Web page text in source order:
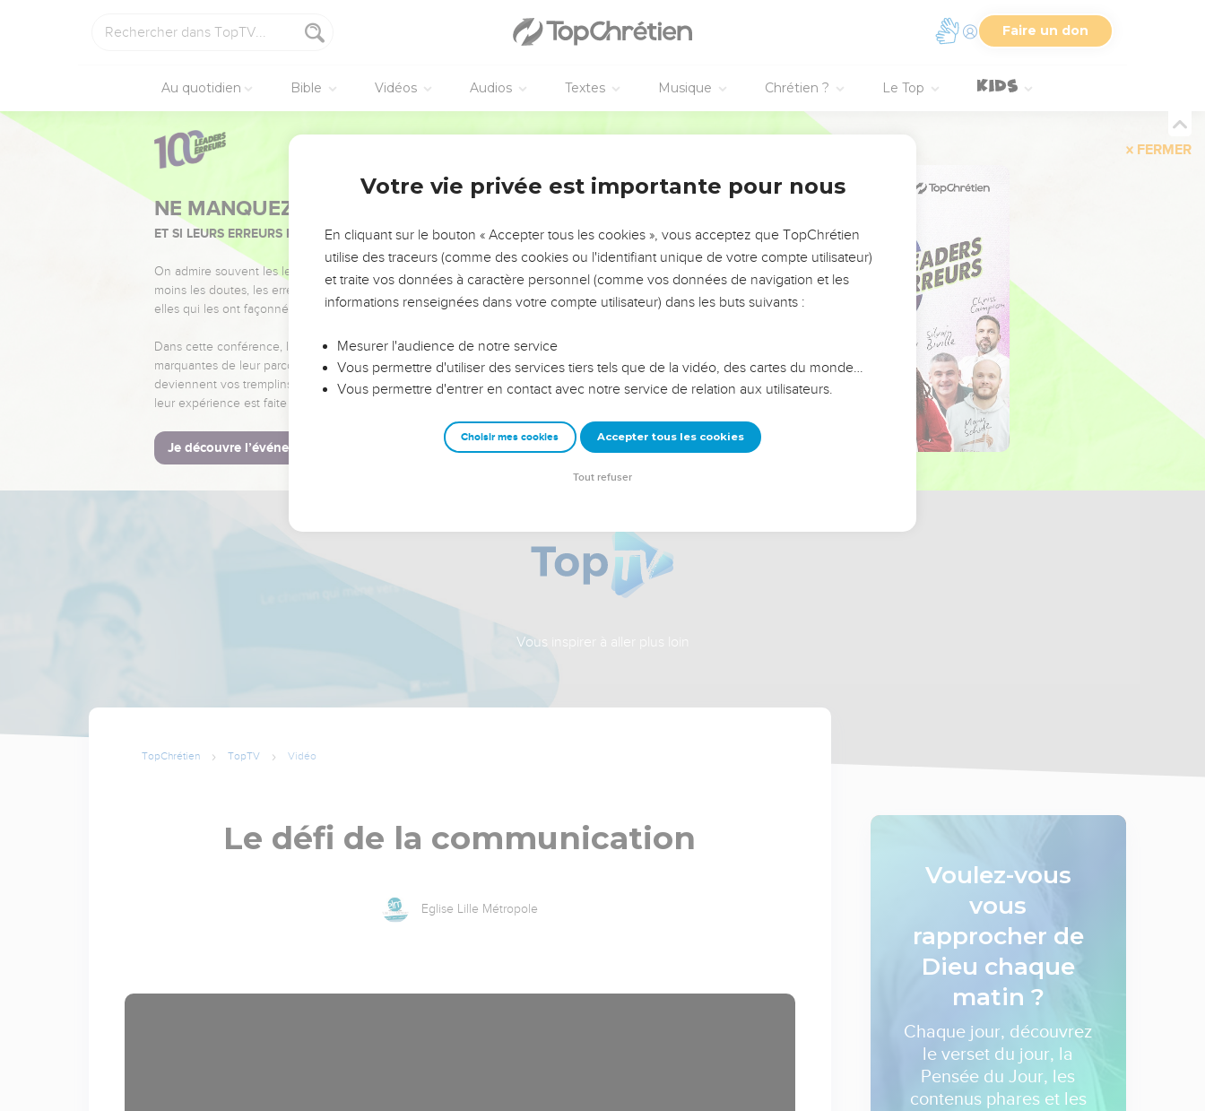
Faire un don
Au quotidien Bible Vidéos Audios Textes Musique Chrétien ? Le Top
FERMER
NE MANQUEZ PAS L’ÉVÉNEMENT DE L’ANNÉE !
ET SI LEURS ERREURS POUVAIENT VOUS ÉVITER LES VOTRES ?
On admire souvent les leaders pour leurs réussites, leur impact, leur foi ou leur vision. Mais on voit
moins les doutes, les erreurs et les saisons difficiles qu'ils ont traversés, alors même que ce sont
elles qui les ont façonnés.
Dans cette conférence, leaders, entrepreneurs, et responsables reviennent sur les erreurs
marquantes de leur parcours et les clés pour avancer avec plus de sagesse afin que leurs erreurs
deviennent vos tremplins. Que vous guidiez un ministère, une équipe, un groupe ou une famille,
leur expérience est faite pour vous.
Je découvre l’événement
Vous inspirer à aller plus loin
TopChrétien TopTV Vidéo
Le défi de la communication
Eglise Lille Métropole
Voulez-vous
vous
rapprocher de
Dieu chaque
matin ?
Chaque jour, découvrez
le verset du jour, la
Pensée du Jour, les
contenus phares et les
Votre vie privée est importante pour nous
En cliquant sur le bouton « Accepter tous les cookies », vous acceptez que TopChrétien
utilise des traceurs (comme des cookies ou l'identifiant unique de votre compte utilisateur)
et traite vos données à caractère personnel (comme vos données de navigation et les
informations renseignées dans votre compte utilisateur) dans les buts suivants :
Mesurer l'audience de notre service
Vous permettre d'utiliser des services tiers tels que de la vidéo, des cartes du monde…
Vous permettre d'entrer en contact avec notre service de relation aux utilisateurs.
Choisir mes cookies Accepter tous les cookies
Tout refuser